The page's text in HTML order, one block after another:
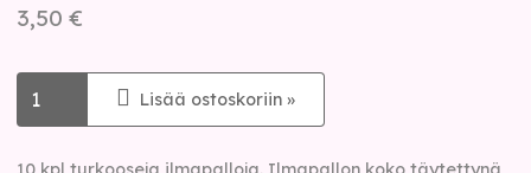
3,50 €
Lisää ostoskoriin »